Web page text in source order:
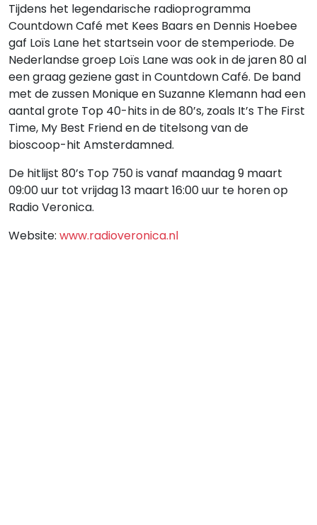
Tijdens het legendarische radioprogramma
Countdown Café met Kees Baars en Dennis Hoebee
gaf Loïs Lane het startsein voor de stemperiode. De
Nederlandse groep Loïs Lane was ook in de jaren 80 al
een graag geziene gast in Countdown Café. De band
met de zussen Monique en Suzanne Klemann had een
aantal grote Top 40-hits in de 80’s, zoals It’s The First
Time, My Best Friend en de titelsong van de
bioscoop-hit Amsterdamned.
De hitlijst 80’s Top 750 is vanaf maandag 9 maart
09:00 uur tot vrijdag 13 maart 16:00 uur te horen op
Radio Veronica.
Website: www.radioveronica.nl